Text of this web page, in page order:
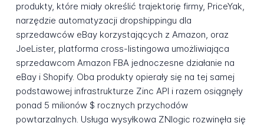
produkty, które miały określić trajektorię firmy, PriceYak,
narzędzie automatyzacji dropshippingu dla
sprzedawców eBay korzystających z Amazon, oraz
JoeLister, platforma cross-listingowa umożliwiająca
sprzedawcom Amazon FBA jednoczesne działanie na
eBay i Shopify. Oba produkty opierały się na tej samej
podstawowej infrastrukturze Zinc API i razem osiągnęły
ponad 5 milionów $ rocznych przychodów
powtarzalnych. Usługa wysyłkowa ZNlogic rozwinęła się